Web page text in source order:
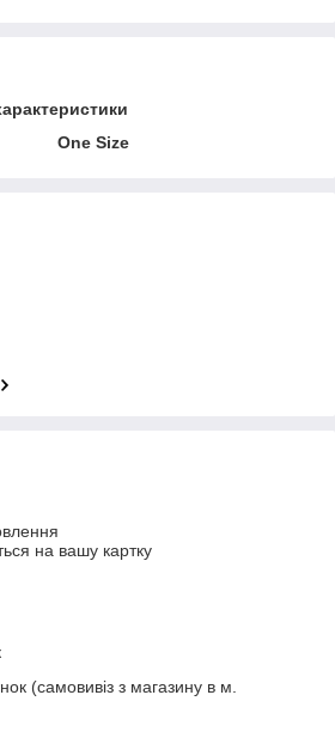
One Size
на вашу картку
(самовивіз з магазину в м.